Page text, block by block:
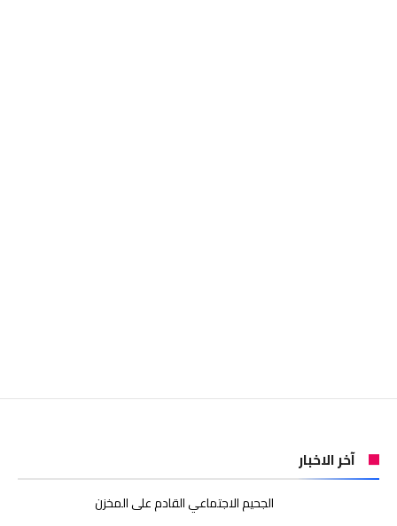
آخر الاخبار
الجحيم الاجتماعي القادم على المخزن